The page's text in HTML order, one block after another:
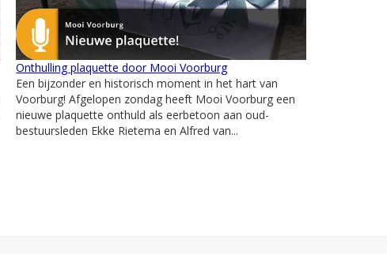
Onthulling plaquette door Mooi Voorburg
Een bijzonder en historisch moment in het hart van
Voorburg! Afgelopen zondag heeft Mooi Voorburg een
nieuwe plaquette onthuld als eerbetoon aan oud-
bestuursleden Ekke Rietema en Alfred van...